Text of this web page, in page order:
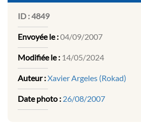
ID :4849
Envoyée le :04/09/2007
Modifiée le : 14/05/2024
Auteur :Xavier Argeles (Rokad)
Date photo : 26/08/2007